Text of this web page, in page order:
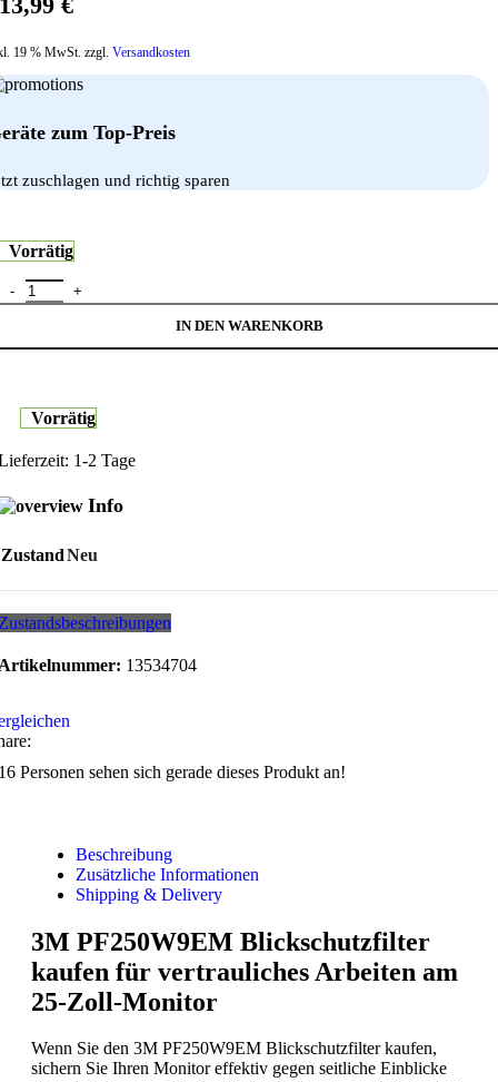
19 % MwSt. zzgl. Versandkosten
zum Top-Preis
zuschlagen und richtig sparen
Vorrätig
PF250W9EM Blickschutzfilter COMPLY Magnetic Monitor 25
IN DEN WARENKORB
Vorrätig
1-2 Tage
Info
ZustandNeu
13534704
Personen sehen sich gerade dieses Produkt an!
Beschreibung
Zusätzliche Informationen
Shipping & Delivery
3M PF250W9EM Blickschutzfilter
kaufen für vertrauliches Arbeiten am
25-Zoll-Monitor
Wenn Sie den 3M PF250W9EM Blickschutzfilter kaufen,
sichern Sie Ihren Monitor effektiv gegen seitliche Einblicke